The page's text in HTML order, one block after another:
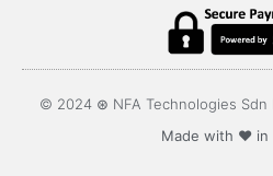
© 2024 ⊛ NFA Technologies Sdn
Made with ❤️ in